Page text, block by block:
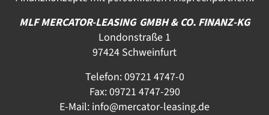
MLF MERCATOR-LEASING GMBH & CO. FINANZ-KG
Londonstraße 1
97424 Schweinfurt
Telefon:09721 4747-0
Fax: 09721 4747-290
E-Mail: info@mercator-leasing.de